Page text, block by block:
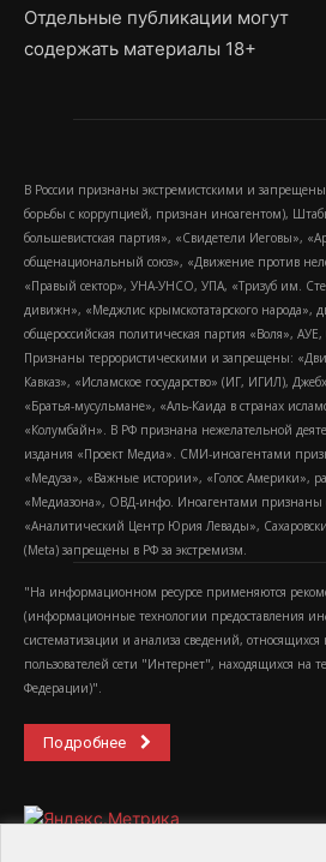
Отдельные публикации могут
содержать материалы 18+
В России признаны экстремистскими и
борьбы с коррупцией, признан иноагентом),
большевистская партия», «Свидетели Иеговы»,
общенациональный союз», «Движение против
«Правый сектор», УНА-УНСО, УПА, «Тризуб им.
дивижн», «Меджлис крымскотатарского народа»,
общероссийская политическая партия «Воля»,
Признаны террористическими и запрещены:
Кавказ», «Исламское государство» (ИГ, ИГИЛ),
«Братья-мусульмане», «Аль-Каида в странах
«Колумбайн». В РФ признана нежелательной
издания «Проект Медиа». СМИ-иноагентами
«Медуза», «Важные истории», «Голос Америки»,
«Медиазона», ОВД-инфо. Иноагентами признаны
«Аналитический Центр Юрия Левады»,
(Metа) запрещены в РФ за экстремизм.
"На информационном ресурсе применяются
(информационные технологии предоставления
систематизации и анализа сведений,
пользователей сети "Интернет", находящихся на
Федерации)".
Подробнее